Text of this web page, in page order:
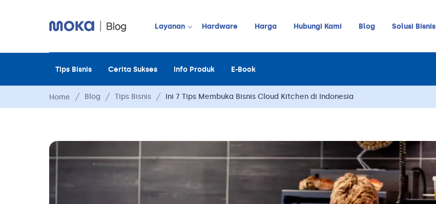
Layanan
Point of Sale
Payment
Manajemen Pelanggan
Manajemen Stok
Manajemen Meja
Manajemen Karyawan
Online Order Management
Hardware Harga Hubungi Kami Blog Solusi Bisnis
Tips Bisnis Cerita Sukses Info Produk E-Book
Home Blog Tips Bisnis Ini 7 Tips Membuka Bisnis Cloud Kitchen di Indonesia